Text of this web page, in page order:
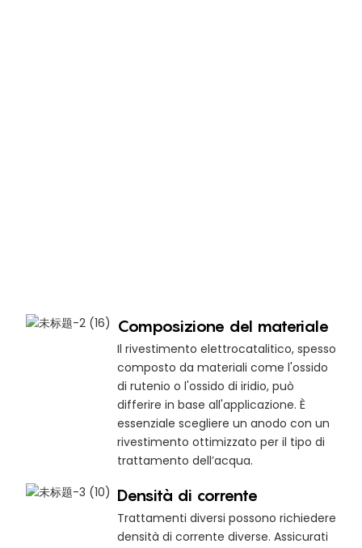
Composizione del materiale
Il rivestimento elettrocatalitico, spesso
composto da materiali come l'ossido
di rutenio o l'ossido di iridio, può
differire in base all'applicazione. È
essenziale scegliere un anodo con un
rivestimento ottimizzato per il tipo di
trattamento dell’acqua.
Densità di corrente
Trattamenti diversi possono richiedere
densità di corrente diverse. Assicurati